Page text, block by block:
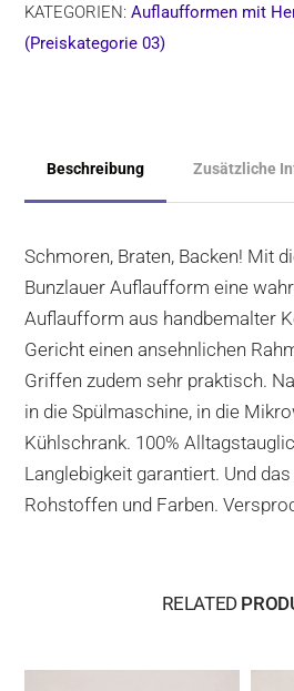
KATEGORIEN:Auflaufformen mit
(Preiskategorie 03)
Beschreibung Zusätzliche
Schmoren, Braten, Backen! Mit
Bunzlauer Auflaufform eine
Auflaufform aus handbemalter
Gericht einen ansehnlichen
Griffen zudem sehr praktisch.
in die Spülmaschine, in die
Kühlschrank. 100%
Langlebigkeit garantiert. Und
Rohstoffen und Farben.
RELATED